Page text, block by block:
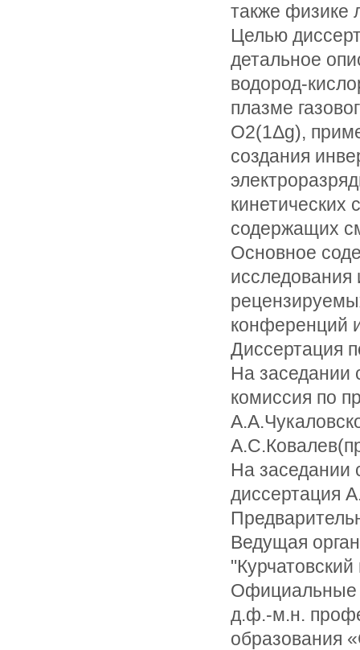
также физике
Целью
детальное
водород-
плазме
O2(1Δg),
создания
кинетических
содержащих
Основное
исследования
конференций
Диссертация
На заседании
комиссия по
На заседании
диссертация
Ведущая
Официальные
д.ф.-м.н.
образования